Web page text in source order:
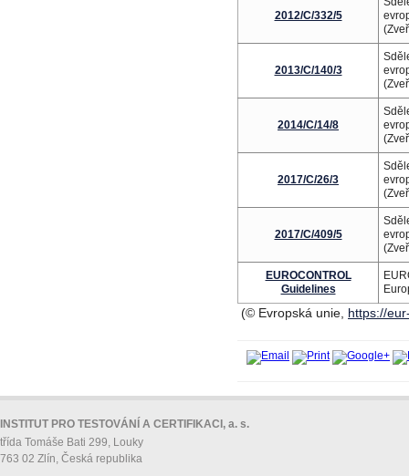
2012/C/332/5
2013/C/140/3
2014/C/14/8
2017/C/26/3
2017/C/409/5
EUROCONTROL
Guidelines
(© Evropská unie, https://
INSTITUT PRO TESTOVÁNÍ A CERTIFIKACI, a. s.
třída Tomáše Bati 299, Louky
763 02 Zlín, Česká republika